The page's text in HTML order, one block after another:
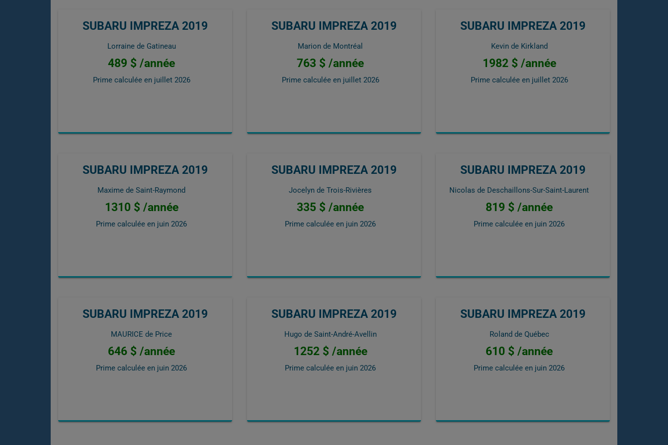
SUBARU IMPREZA 2019
Lorraine de Gatineau
489 $ /année
Prime calculée en juillet 2026
SUBARU IMPREZA 2019
Marion de Montréal
763 $ /année
Prime calculée en juillet 2026
SUBARU IMPREZA 2019
Kevin de Kirkland
1982 $ /année
Prime calculée en juillet 2026
SUBARU IMPREZA 2019
Maxime de Saint-Raymond
1310 $ /année
Prime calculée en juin 2026
SUBARU IMPREZA 2019
Jocelyn de Trois-Rivières
335 $ /année
Prime calculée en juin 2026
SUBARU IMPREZA 2019
Nicolas de Deschaillons-Sur-Saint-Laurent
819 $ /année
Prime calculée en juin 2026
SUBARU IMPREZA 2019
MAURICE de Price
646 $ /année
Prime calculée en juin 2026
SUBARU IMPREZA 2019
Hugo de Saint-André-Avellin
1252 $ /année
Prime calculée en juin 2026
SUBARU IMPREZA 2019
Roland de Québec
610 $ /année
Prime calculée en juin 2026